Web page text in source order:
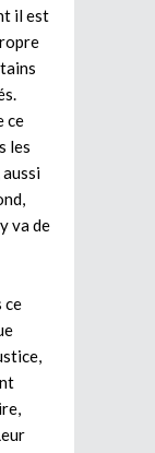
il est
ce
les
va de
ce